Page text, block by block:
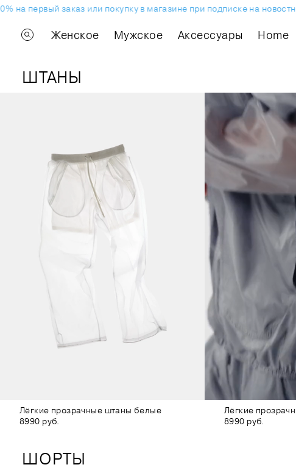
на первый заказ или покупку в магазине при подписке на
Женское Мужское Аксессуары Home
ШТАНЫ
Лёгкие прозрачные штаны белые
8990 руб.
Лёгкие
8990 руб.
ШОРТЫ